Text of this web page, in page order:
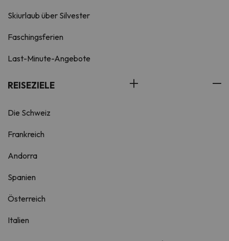
Skiurlaub über Silvester
Faschingsferien
Last-Minute-Angebote
REISEZIELE
Die Schweiz
Frankreich
Andorra
Spanien
Österreich
Italien